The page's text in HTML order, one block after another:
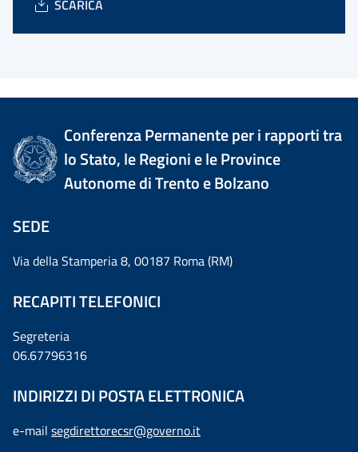
SCARICA
Conferenza Permanente per i rapporti tra
lo Stato, le Regioni e le Province
Autonome di Trento e Bolzano
SEDE
Via della Stamperia 8, 00187 Roma (RM)
RECAPITI TELEFONICI
Segreteria
06.67796316
INDIRIZZI DI POSTA ELETTRONICA
e-mail segdirettorecsr@governo.it